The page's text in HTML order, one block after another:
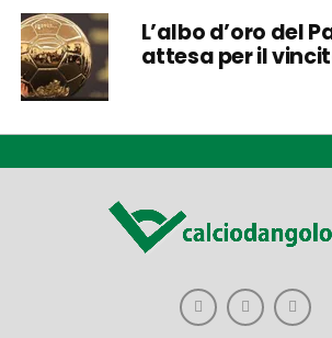
L’albo d’oro del
attesa per il